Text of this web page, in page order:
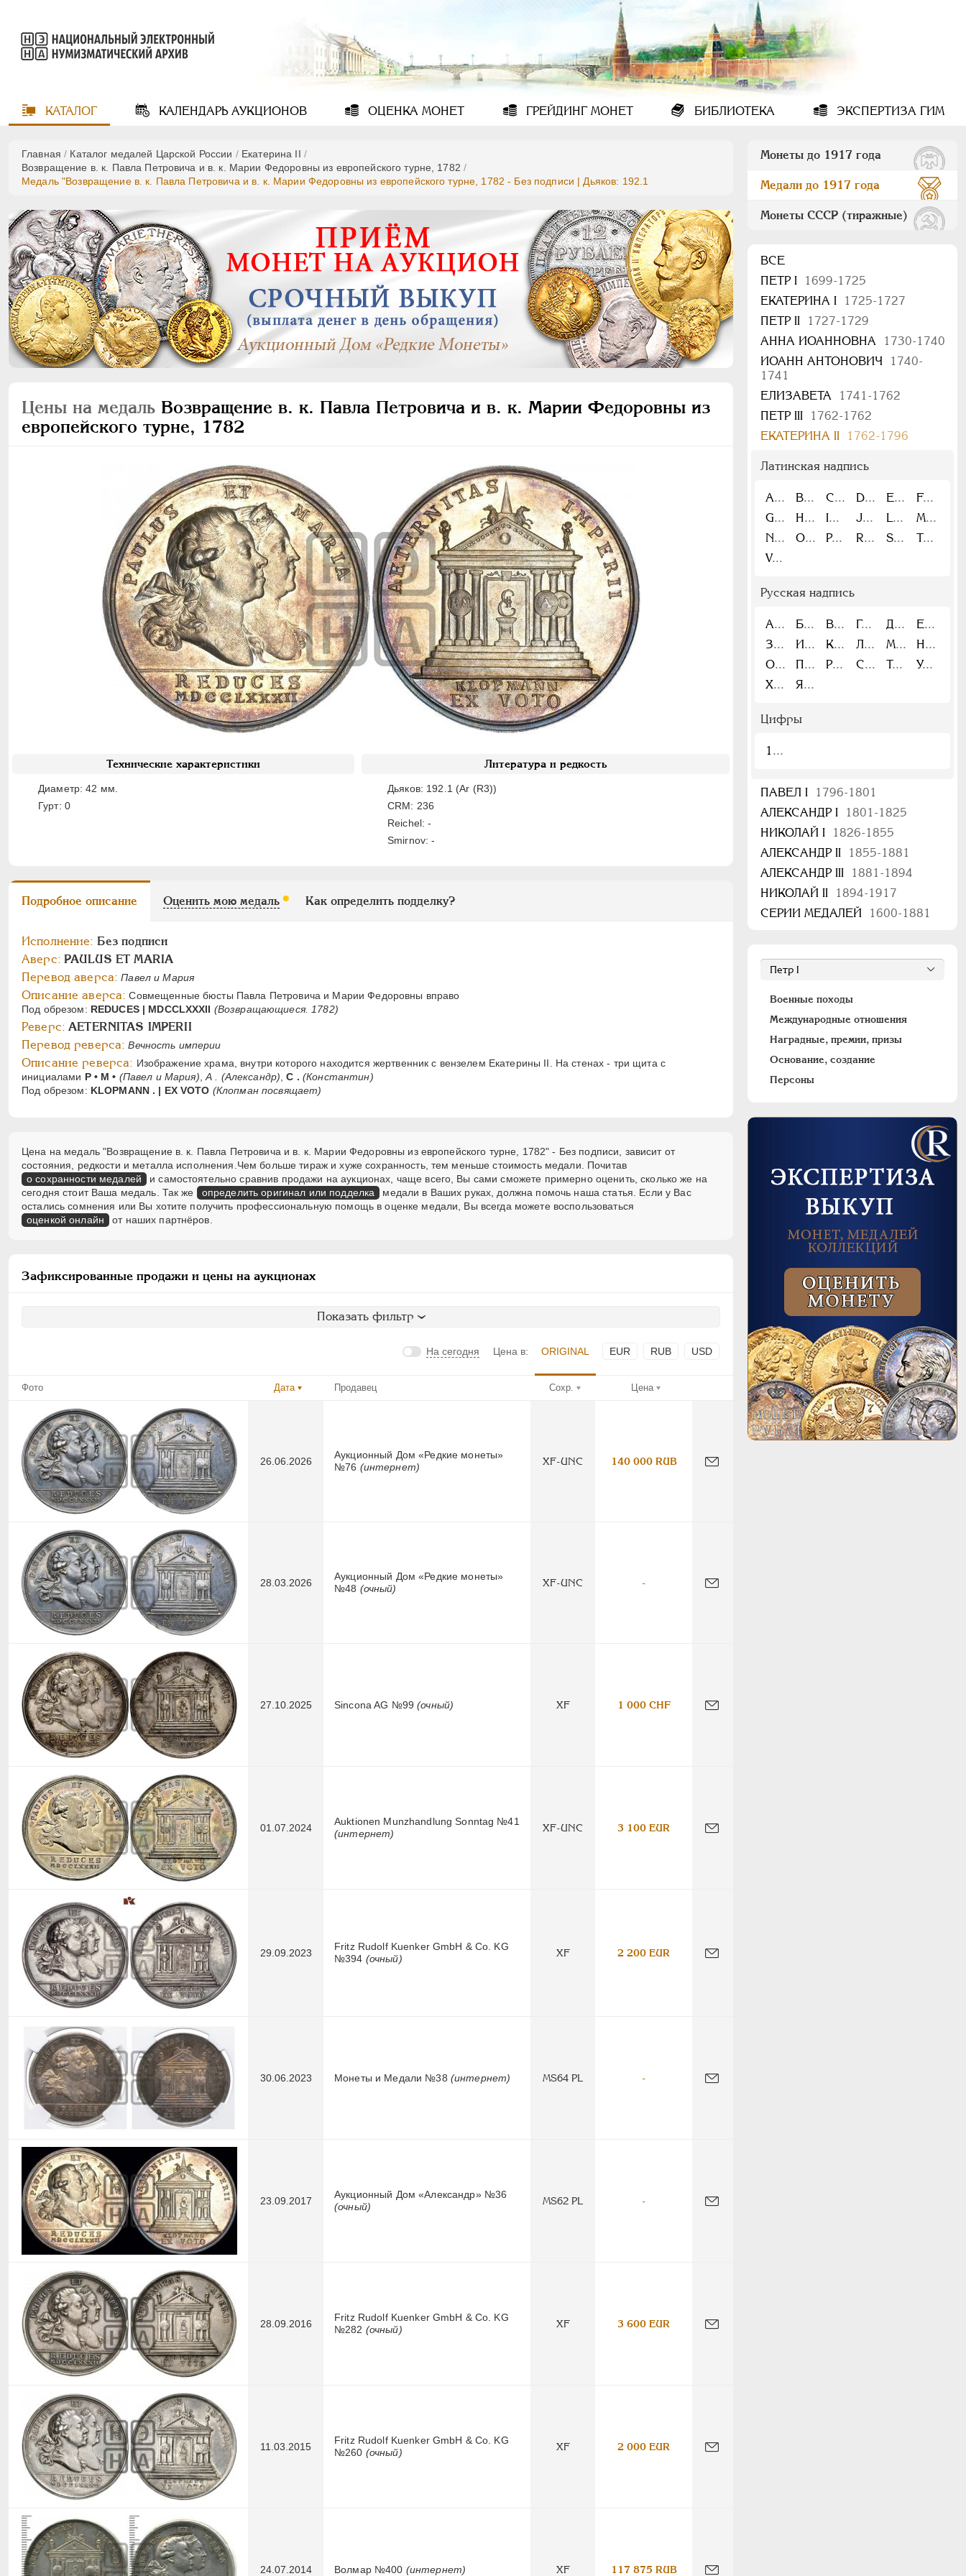
КАТАЛОГ КАЛЕНДАРЬАУКЦИОНОВ ОЦЕНКА МОНЕТ ГРЕЙДИНГМОНЕТ БИБЛИОТЕКА ЭКСПЕРТИЗА ГИМ
Главная / Каталог медалей Царской России / Екатерина II /
Возвращение в. к. Павла Петровича и в. к. Марии Федоровны из европейского турне, 1782 /
Медаль "Возвращение в. к. Павла Петровича и в. к. Марии Федоровны из европейского турне, 1782 - Без подписи | Дьяков: 192.1
Цены на медаль Возвращение в. к. Павла Петровича и в. к. Марии Федоровны из
европейского турне, 1782
Технические характеристики
Диаметр: 42 мм.
Гурт: 0
Литература и редкость
Дьяков: 192.1 (Ar (R3))
CRM: 236
Reichel: -
Smirnov: -
Подробное описание Оценить мою медаль Как определить подделку?
Исполнение: Без подписи
Аверс: PAULUS ET MARIA
Перевод аверса: Павел и Мария
Описание аверса: Совмещенные бюсты Павла Петровича и Марии Федоровны вправо
Под обрезом: REDUCES | MDCCLXXXII (Возвращающиеся. 1782)
Реверс: AETERNITAS IMPERII
Перевод реверса: Вечность империи
Описание реверса: Изображение храма, внутри которого находится жертвенник с вензелем Екатерины II. На стенах - три щита с
инициалами Р • М • (Павел и Мария) ,А . (Александр) ,С . (Константин)
Под обрезом: KLOPMANN . | EX VOTO (Клопман посвящает)
Цена на медаль "Возвращение в. к. Павла Петровича и в. к. Марии Федоровны из европейского турне, 1782" - Без подписи, зависит от
состояния, редкости и металла исполнения.Чем больше тираж и хуже сохранность, тем меньше стоимость медали. Почитав
о сохранности медалей и самостоятельно сравнив продажи на аукционах, чаще всего, Вы сами сможете примерно оценить, сколько же на
сегодня стоит Ваша медаль. Так же
определить оригинал или подделка
медали в Ваших руках, должна помочь наша статья. Если у Вас
остались сомнения или Вы хотите получить профессиональную помощь в оценке медали, Вы всегда можете воспользоваться
оценкой онлайн от наших партнёров.
Зафиксированные продажи и цены на аукционах
Показать фильтр
На сегодня Цена в: ORIGINAL EUR RUB USD
Фото Дата Продавец Сохр. Цена
26.06.2026
Аукционный Дом «Редкие монеты»
№76 (интернет)
XF-UNC 140 000 RUB
28.03.2026
Аукционный Дом «Редкие монеты»
№48 (очный)
XF-UNC -
27.10.2025 Sincona AG №99(очный) XF 1 000 CHF
01.07.2024
Auktionen Munzhandlung Sonntag №41
(интернет)
XF-UNC 3 100 EUR
29.09.2023
Fritz Rudolf Kuenker GmbH & Co. KG
№394 (очный)
XF 2 200 EUR
30.06.2023 Монеты и Медали №38 (интернет) MS64 PL -
23.09.2017
Аукционный Дом «Александр» №36
(очный)
MS62 PL -
28.09.2016
Fritz Rudolf Kuenker GmbH & Co. KG
№282 (очный)
XF 3 600 EUR
11.03.2015
Fritz Rudolf Kuenker GmbH & Co. KG
№260 (очный)
XF 2 000 EUR
24.07.2014 Волмар №400 (интернет) XF 117 875 RUB
Монеты до 1917 года
Медали до 1917 года
Монеты СССР (тиражные)
ВСЕ
ПEТР I
1699-1725
ЕКАТЕРИНА I
1725-1727
ПЕТР II
1727-1729
АННА ИОАННОВНА
1730-1740
ИОАНН АНТОНОВИЧ
1740-
1741
ЕЛИЗАВЕТА
1741-1762
ПЕТР III
1762-1762
ЕКАТЕРИНА II
1762-1796
Латинская надпись
A B C D E
F
G
H I J L
M
N
O P R S
T
V
Русская надпись
А Б В Г Д
Е
З
И К Л М
Н
О
П Р С Т
У
Х
Я
Цифры
1
ПАВЕЛ I
1796-1801
АЛЕКСАНДР I
1801-1825
НИКОЛАЙ I
1826-1855
АЛЕКСАНДР II
1855-1881
АЛЕКСАНДР III
1881-1894
НИКОЛАЙ II
1894-1917
СЕРИИ МЕДАЛЕЙ
1600-1881
Военные походы
Международные отношения
Наградные, премии, призы
Основание, создание
Персоны